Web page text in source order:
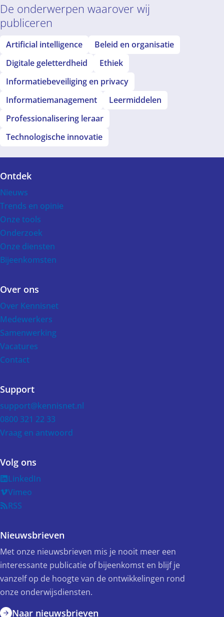
De onderwerpen waarover wij
publiceren
Artificial intelligence
Beleid en organisatie
Digitale geletterdheid
Ethiek
Informatiebeveiliging en privacy
Informatiemanagement
Leermiddelen
Professionalisering leraar
Technologische innovatie
Voet
Ontdek
Nieuws
Trends en opinie
Onze tools
Onderzoek
Onze diensten
Bijeenkomsten
Over ons
Over Kennisnet
Medewerkers
Samenwerking
Vacatures
Contact
Support
support@kennisnet.nl
0800 321 22 33
Vraag en antwoord
Volg ons
LinkedIn
Vimeo
RSS
Nieuwsbrieven
Met onze nieuwsbrieven mis je nooit meer een
interessante publicatie of bijeenkomst en blijf je
vanzelf op de hoogte van de ontwikkelingen rond
onze onderwijsdiensten.
Naar nieuwsbrieven